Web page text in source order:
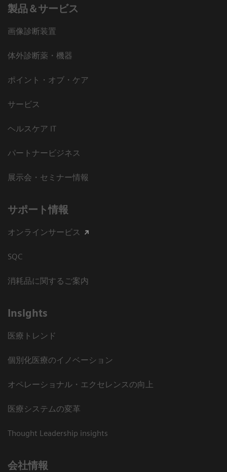
製品＆サービス
画像診断装置
体外診断薬・機器
ポイント・オブ・ケア
サービス
ヘルスケア IT
パートナービジネス
展示会・セミナー情報
サポート情報
オンラインサービス
SQC
消耗品に関するご案内
Insights
医療トレンド
個別化医療のイノベーション
オペレーショナル・エクセレンスの向上
医療システムの変革
Thought Leadership insights
会社情報